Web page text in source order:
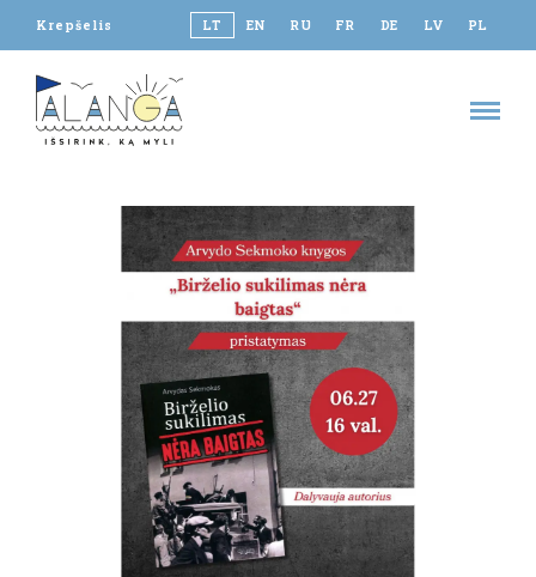
Krepšelis LT EN RU FR DE LV PL